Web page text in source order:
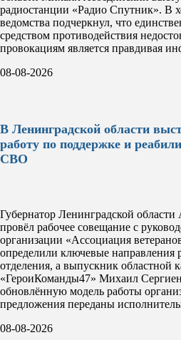
радиостанции «Радио Спутник». В
ведомства подчеркнул, что
средством противодействия
провокациям является правдивая
08-08-2026
В Ленинградской области
работу по поддержке и
СВО
Губернатор Ленинградской
провёл рабочее совещание с
организации «Ассоциация
определили ключевые направления
отделения, а выпускник областной
«ГероиКоманды47» Михаил
обновлённую модель работы
предложения переданы
08-08-2026